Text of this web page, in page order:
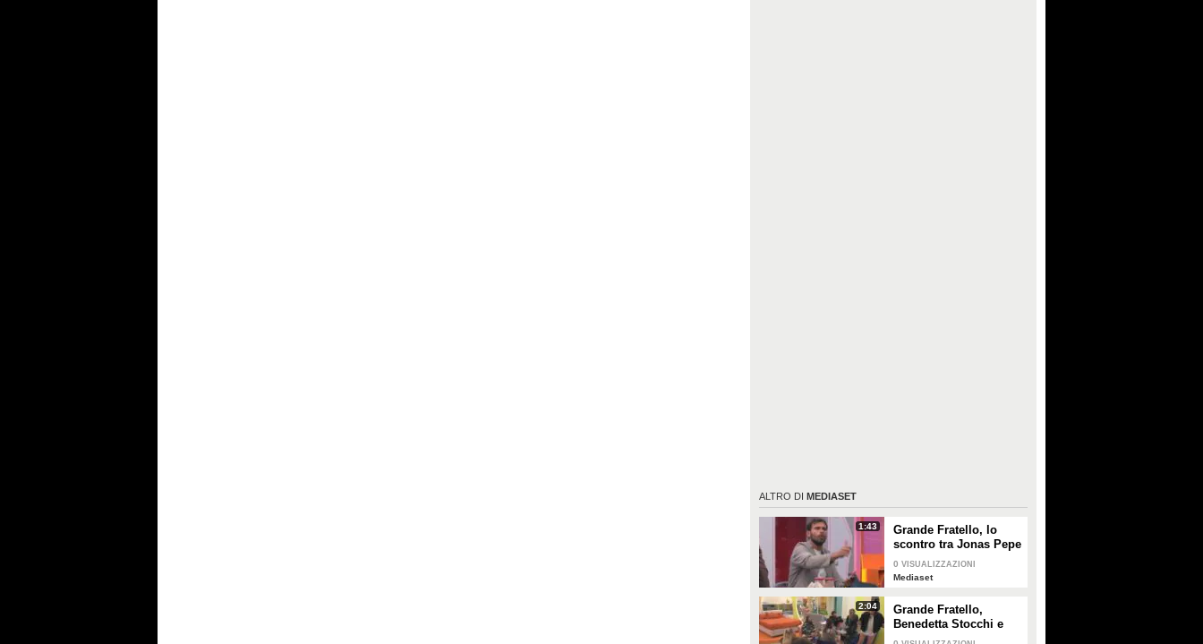
ALTRO DI MEDIASET
1:43
Grande Fratello, lo
scontro tra Jonas Pepe
e Domenico D'Alterio
0 VISUALIZZAZIONI
Mediaset
2:04
Grande Fratello,
Benedetta Stocchi e
Francesca Carrara: